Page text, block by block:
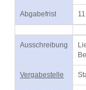
Abgabefrist
Ausschreibung
Vergabestelle